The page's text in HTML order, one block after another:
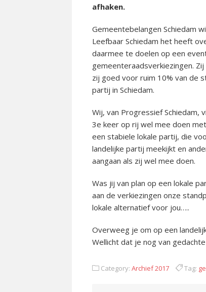
afhaken.
Gemeentebelangen Schiedam
Leefbaar Schiedam het heeft
daarmee te doelen op een
gemeenteraadsverkiezingen.
zij goed voor ruim 10% van de
partij in Schiedam.
Wij, van Progressief Schiedam,
3e keer op rij wel mee doen
een stabiele lokale partij, die
landelijke partij meekijkt en
aangaan als zij wel mee doen.
Was jij van plan op een lokale
aan de verkiezingen onze
lokale alternatief voor jou…..
Overweeg je om op een
Wellicht dat je nog van
Category: Archief 2017 Tag: